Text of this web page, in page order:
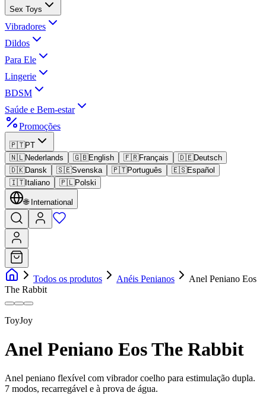
Sex Toys
Vibradores
Dildos
Para Ele
Lingerie
BDSM
Saúde e Bem-estar
Promoções
🇵🇹PT
🇳🇱Nederlands 🇬🇧English 🇫🇷Français 🇩🇪Deutsch
🇩🇰Dansk 🇸🇪Svenska 🇵🇹Português 🇪🇸Español
🇮🇹Italiano 🇵🇱Polski
🌐 International
Todos os produtos Anéis Penianos
Anel Peniano Eos
The Rabbit
ToyJoy
Anel Peniano Eos The Rabbit
Anel peniano flexível com vibrador coelho para estimulação dupla.
7 modos, recarregável e à prova de água.